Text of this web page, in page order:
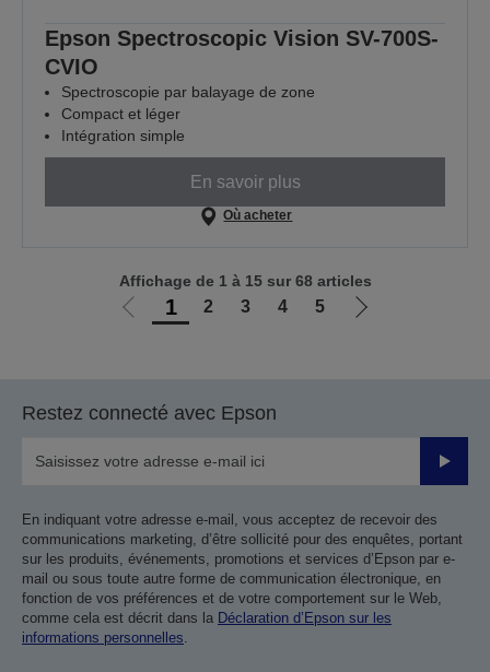
Epson Spectroscopic Vision SV-700S-
CVIO
Spectroscopie par balayage de zone
Compact et léger
Intégration simple
En savoir plus
Où acheter
Aller
précédente
1 2 3 4 5
Aller
Affichage de 1 à 15 sur 68 articles
Restez connecté avec Epson
Valider
En indiquant votre adresse e-mail, vous acceptez de recevoir des
communications marketing, d’être sollicité pour des enquêtes, portant
sur les produits, événements, promotions et services d’Epson par e-
mail ou sous toute autre forme de communication électronique, en
fonction de vos préférences et de votre comportement sur le Web,
comme cela est décrit dans la Déclaration d’Epson sur les
informations personnelles.